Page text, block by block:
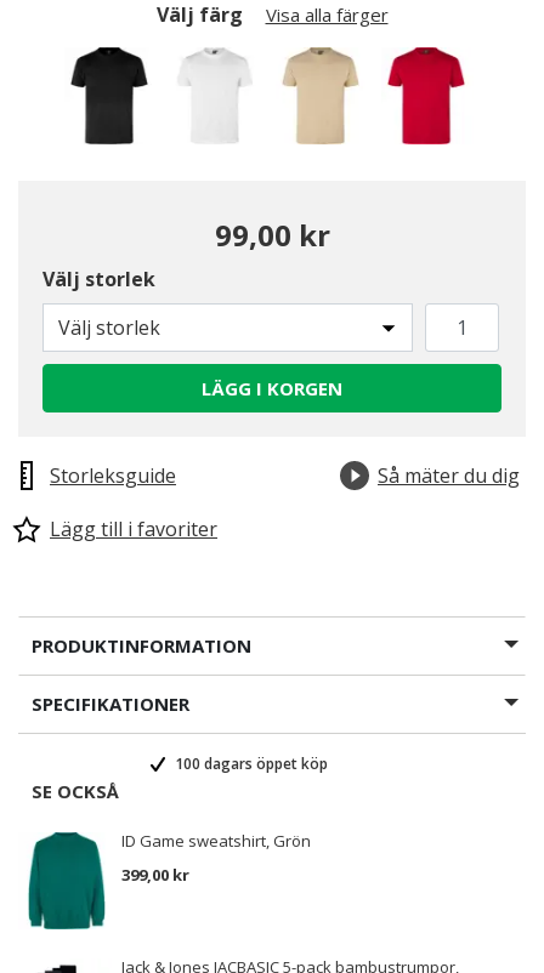
Välj färg Visa alla färger
Valda
99,00 kr
Välj storlek
Välj storlek
LÄGG I KORGEN
Storleksguide
Så mäter du dig
Lägg till i favoriter
PRODUKTINFORMATION
SPECIFIKATIONER
100 dagars öppet köp
SE OCKSÅ
ID Game sweatshirt, Grön
399,00 kr
Jack & Jones JACBASIC 5-pack bambustrumpor,